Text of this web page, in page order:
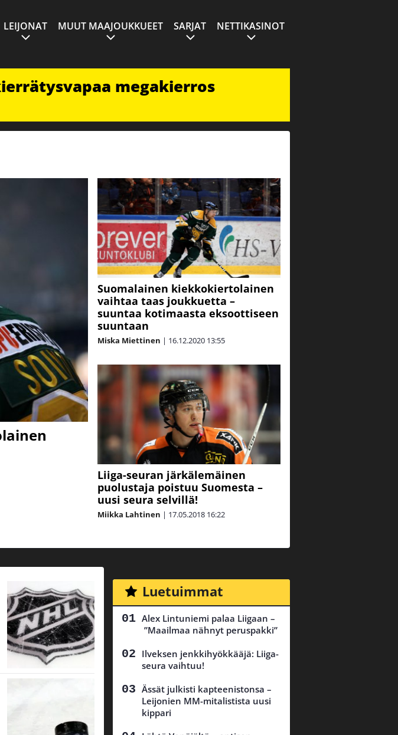
LEIJONAT MUUT MAAJOUKKUEET SARJAT NETTIKASINOT
megakierros
Suomalainen kiekkokiertolainen
vaihtaa taas joukkuetta –
suuntaa kotimaasta eksoottiseen
suuntaan
Miska Miettinen | 16.12.2020 13:55
Liiga-seuran järkälemäinen
puolustaja poistuu Suomesta –
uusi seura selvillä!
Miikka Lahtinen | 17.05.2018 16:22
Luetuimmat
Alex Lintuniemi palaa Liigaan –
”Maailmaa nähnyt peruspakki”
Ilveksen jenkkihyökkääjä: Liiga-
seura vaihtuu!
Ässät julkisti kapteenistonsa –
Leijonien MM-mitalistista uusi
kippari